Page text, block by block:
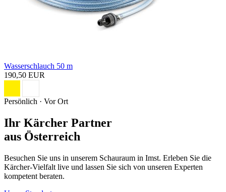
Wasserschlauch 50 m
190,50 EUR
Persönlich · Vor Ort
Ihr Kärcher Partner
aus Österreich
Besuchen Sie uns in unserem Schauraum in Imst. Erleben Sie die
Kärcher-Vielfalt live und lassen Sie sich von unseren Experten
kompetent beraten.